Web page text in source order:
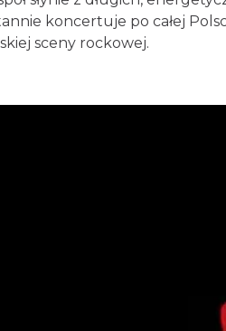
koncertuje po całej
sceny rockowej.